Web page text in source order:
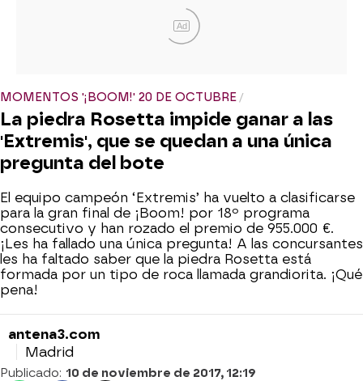
Ad
MOMENTOS '¡BOOM!' 20 DE OCTUBRE
La piedra Rosetta impide ganar a las
'Extremis', que se quedan a una única
pregunta del bote
El equipo campeón ‘Extremis’ ha vuelto a clasificarse
para la gran final de ¡Boom! por 18º programa
consecutivo y han rozado el premio de 955.000 €.
¡Les ha fallado una única pregunta! A las concursantes
les ha faltado saber que la piedra Rosetta está
formada por un tipo de roca llamada grandiorita. ¡Qué
pena!
antena3.com
Madrid
Publicado: 10 de noviembre de 2017, 12:19